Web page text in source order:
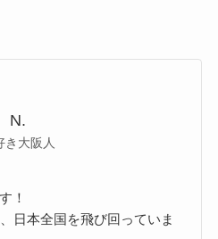
N.
き大阪人
！
日本全国を飛び回っていま